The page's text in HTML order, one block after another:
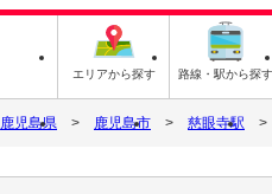
エリアから探す 路線・駅から探す
鹿児島県 鹿児島市 慈眼寺駅